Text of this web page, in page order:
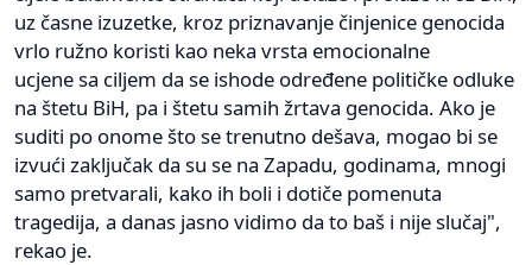
uz časne izuzetke, kroz priznavanje činjenice genocida
vrlo ružno koristi kao neka vrsta emocionalne
ucjene sa ciljem da se ishode određene političke odluke
na štetu BiH, pa i štetu samih žrtava genocida. Ako je
suditi po onome što se trenutno dešava, mogao bi se
izvući zaključak da su se na Zapadu, godinama, mnogi
samo pretvarali, kako ih boli i dotiče pomenuta
tragedija, a danas jasno vidimo da to baš i nije slučaj",
rekao je.